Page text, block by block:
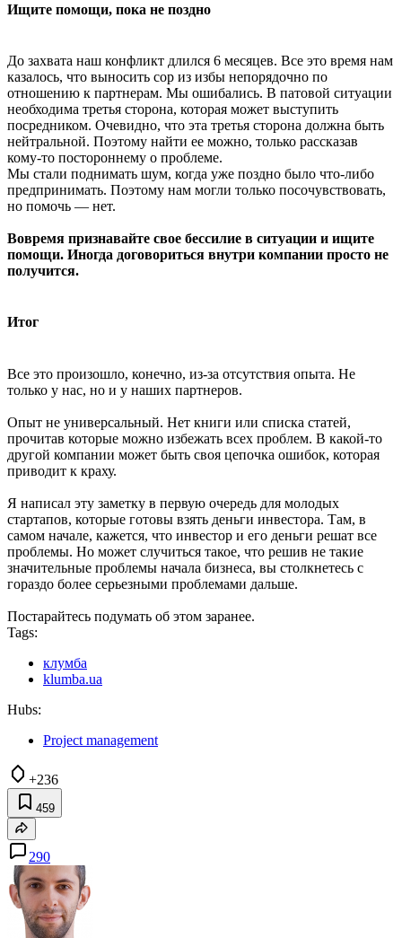
Ищите помощи, пока не поздно
До захвата наш конфликт длился 6 месяцев. Все это время нам
казалось, что выносить сор из избы непорядочно по
отношению к партнерам. Мы ошибались. В патовой ситуации
необходима третья сторона, которая может выступить
посредником. Очевидно, что эта третья сторона должна быть
нейтральной. Поэтому найти ее можно, только рассказав
кому-то постороннему о проблеме.
Мы стали поднимать шум, когда уже поздно было что-либо
предпринимать. Поэтому нам могли только посочувствовать,
но помочь — нет.
Вовремя признавайте свое бессилие в ситуации и ищите
помощи. Иногда договориться внутри компании просто не
получится.
Итог
Все это произошло, конечно, из-за отсутствия опыта. Не
только у нас, но и у наших партнеров.
Опыт не универсальный. Нет книги или списка статей,
прочитав которые можно избежать всех проблем. В какой-то
другой компании может быть своя цепочка ошибок, которая
приводит к краху.
Я написал эту заметку в первую очередь для молодых
стартапов, которые готовы взять деньги инвестора. Там, в
самом начале, кажется, что инвестор и его деньги решат все
проблемы. Но может случиться такое, что решив не такие
значительные проблемы начала бизнеса, вы столкнетесь с
гораздо более серьезными проблемами дальше.
Постарайтесь подумать об этом заранее.
Tags:
клумба
klumba.ua
Hubs:
Project management
+236
459
290